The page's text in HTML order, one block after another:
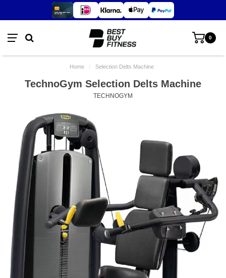
0
Home / Selection Delts Machine
TechnoGym Selection Delts Machine
TECHNOGYM